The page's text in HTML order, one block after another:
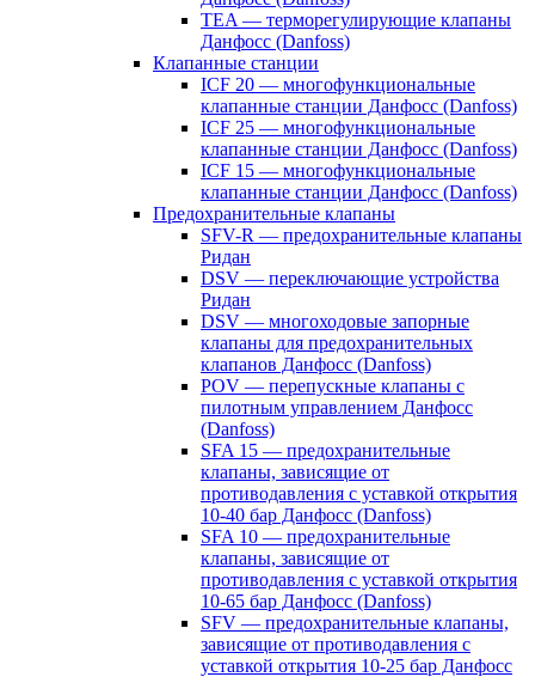
TEA — терморегулирующие клапаны
Данфосс (Danfoss)
Клапанные станции
ICF 20 — многофункциональные
клапанные станции Данфосс (Danfoss)
ICF 25 — многофункциональные
клапанные станции Данфосс (Danfoss)
ICF 15 — многофункциональные
клапанные станции Данфосс (Danfoss)
Предохранительные клапаны
SFV-R — предохранительные клапаны
Ридан
DSV — переключающие устройства
Ридан
DSV — многоходовые запорные
клапаны для предохранительных
клапанов Данфосс (Danfoss)
POV — перепускные клапаны с
пилотным управлением Данфосс
(Danfoss)
SFA 15 — предохранительные
клапаны, зависящие от
противодавления с уставкой открытия
10-40 бар Данфосс (Danfoss)
SFA 10 — предохранительные
клапаны, зависящие от
противодавления с уставкой открытия
10-65 бар Данфосс (Danfoss)
SFV — предохранительные клапаны,
зависящие от противодавления с
уставкой открытия 10-25 бар Данфосс